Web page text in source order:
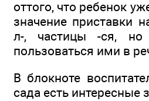
оттого, что ребенок
значение приставки
л-, частицы -ся,
пользоваться ими в
В блокноте
сада есть интересные